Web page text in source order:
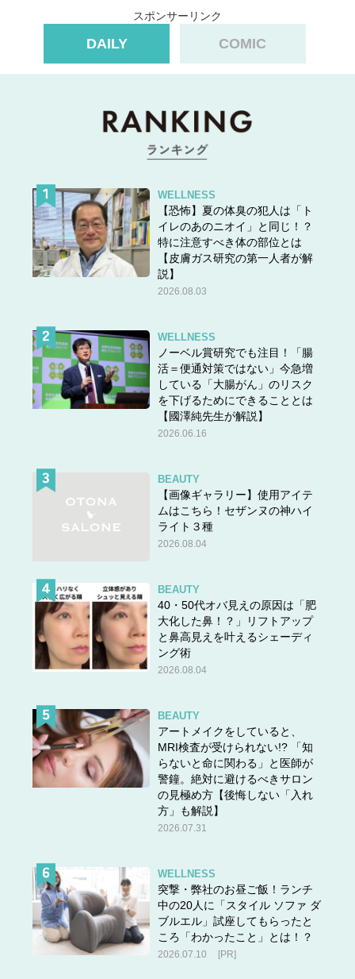
スポンサーリンク
DAILY COMIC
WELLNESS
【恐怖】夏の体臭の犯人は「ト
イレのあのニオイ」と同じ！？
特に注意すべき体の部位とは
【皮膚ガス研究の第一人者が解
説】
2026.08.03
WELLNESS
ノーベル賞研究でも注目！「腸
活＝便通対策ではない」今急増
している「大腸がん」のリスク
を下げるためにできることとは
【國澤純先生が解説】
2026.06.16
BEAUTY
【画像ギャラリー】使用アイテ
ムはこちら！セザンヌの神ハイ
ライト３種
2026.08.04
BEAUTY
40・50代オバ見えの原因は「肥
大化した鼻！？」リフトアップ
と鼻高見えを叶えるシェーディ
ング術
2026.08.04
BEAUTY
アートメイクをしていると、
MRI検査が受けられない!? 「知
らないと命に関わる」と医師が
警鐘。絶対に避けるべきサロン
の見極め方【後悔しない「入れ
方」も解説】
2026.07.31
WELLNESS
突撃・弊社のお昼ご飯！ランチ
中の20人に「スタイル ソファ ダ
ブルエル」試座してもらったと
ころ「わかったこと」とは！？
2026.07.10 [PR]